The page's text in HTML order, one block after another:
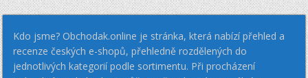
Kdo jsme? Obchodak.online je stránka, která nabízí přehled a
recenze českých e-shopů, přehledně rozdělených do
jednotlivých kategorií podle sortimentu. Při procházení